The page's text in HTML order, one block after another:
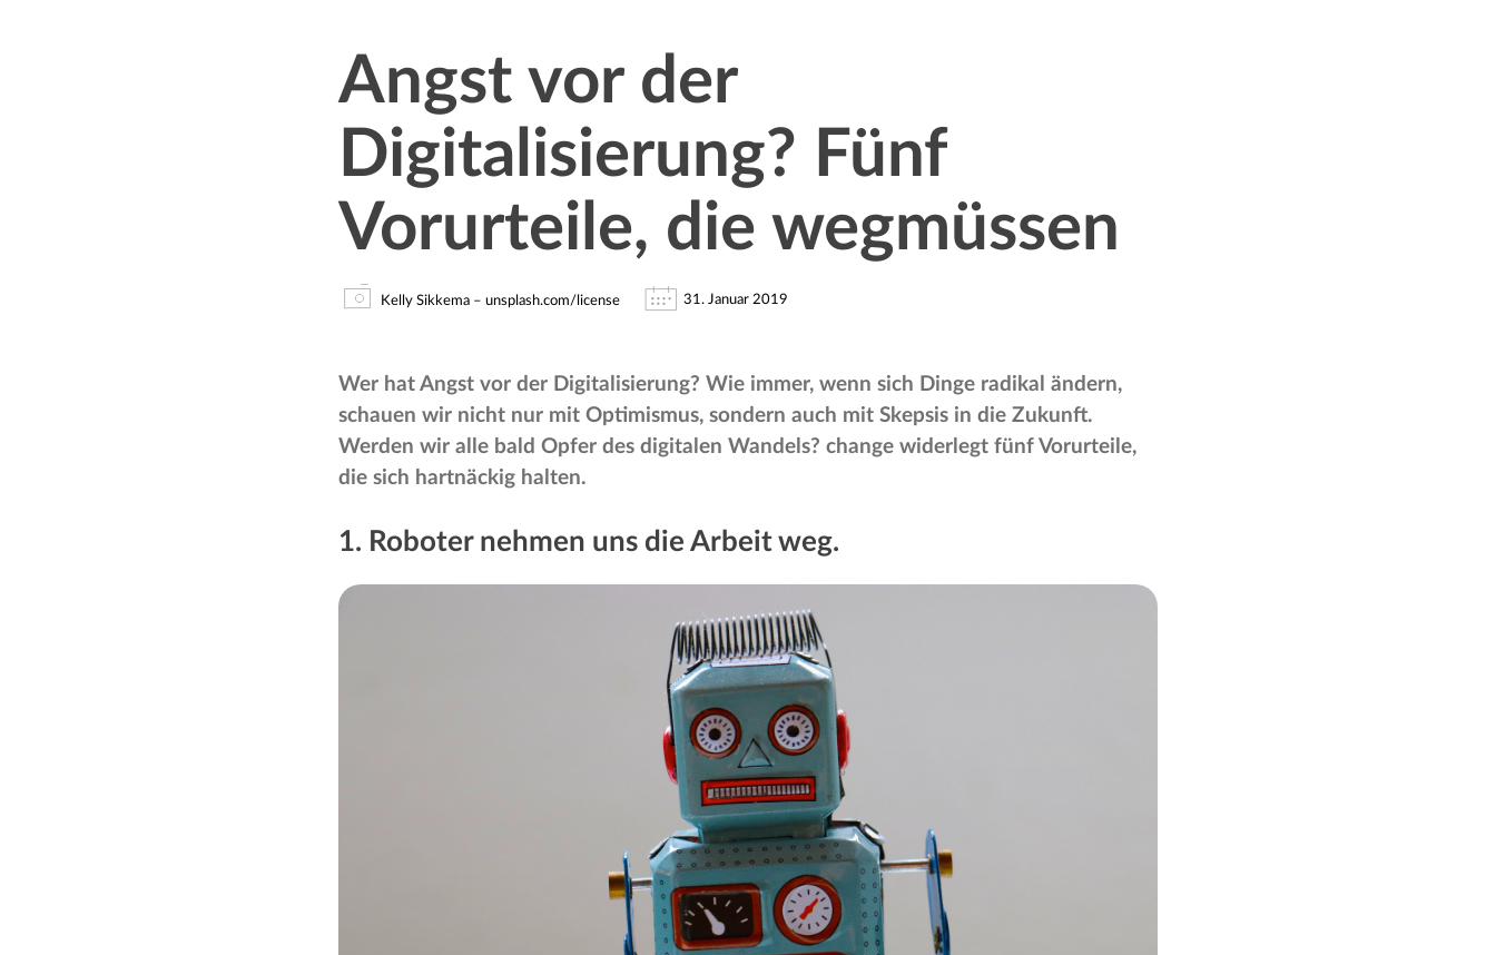
Angst vor der
Digitalisierung? Fünf
Vorurteile, die wegmüssen
Kelly Sikkema – unsplash.com/license 31. Januar 2019
Wer hat Angst vor der Digitalisierung? Wie immer, wenn sich Dinge radikal ändern,
schauen wir nicht nur mit Optimismus, sondern auch mit Skepsis in die Zukunft.
Werden wir alle bald Opfer des digitalen Wandels? change widerlegt fünf Vorurteile,
die sich hartnäckig halten.
1. Roboter nehmen uns die Arbeit weg.